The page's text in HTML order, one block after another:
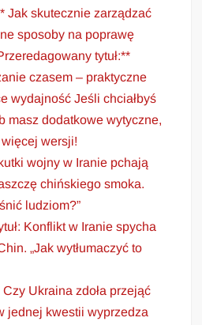
Jak skutecznie zarządzać
sposoby na poprawę
tytuł:**
czasem – praktyczne
wydajność Jeśli chciałbyś
masz dodatkowe wytyczne,
wersji!
wojny w Iranie pchają
chińskiego smoka.
ludziom?”
Konflikt w Iranie spycha
„Jak wytłumaczyć to
Ukraina zdoła przejąć
jednej kwestii wyprzedza